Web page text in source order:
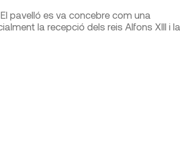
pavelló es va concebre com una
la recepció dels reis Alfons XIII i la